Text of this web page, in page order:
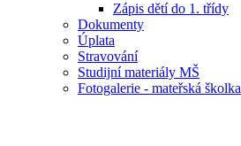
Zápis dětí do 1. třídy
Dokumenty
Úplata
Stravování
Studijní materiály MŠ
Fotogalerie - mateřská školka